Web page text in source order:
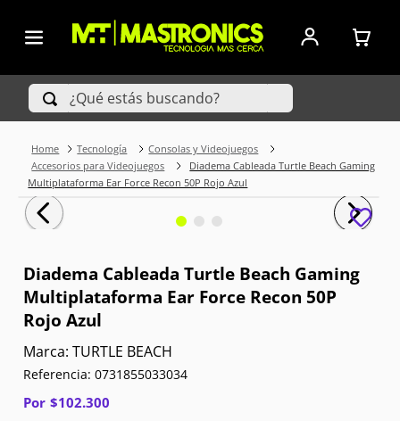
¿Qué estás buscando?
Tecnología
Consolas y Videojuegos
Accesorios para Videojuegos
Diadema Cableada Turtle Beach Gaming
Multiplataforma Ear Force Recon 50P Rojo Azul
Diadema Cableada Turtle Beach Gaming
Multiplataforma Ear Force Recon 50P
Rojo Azul
TURTLE BEACH
Referencia: 0731855033034
Por $102.300
TÉRMINOS MÁS BUSCADOS
1.
Iphone
3.
Celulares Samsung
4.
Televisores
5.
Red Magic
6.
S25 Ultra